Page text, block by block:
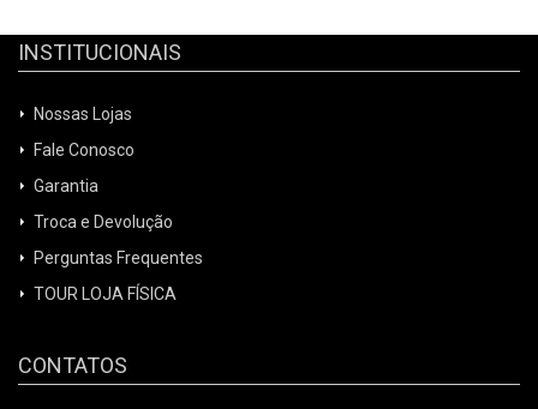
INSTITUCIONAIS
Nossas Lojas
Fale Conosco
Garantia
Troca e Devolução
Perguntas Frequentes
TOUR LOJA FÍSICA
CONTATOS